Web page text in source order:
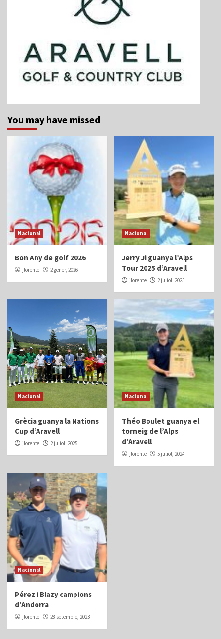
You may have missed
Nacional
Bon Any de golf 2026
jlorente 2 gener, 2026
Nacional
Jerry Ji guanya l’Alps
Tour 2025 d’Aravell
jlorente 2 juliol, 2025
Nacional
Grècia guanya la Nations
Cup d’Aravell
jlorente 2 juliol, 2025
Nacional
Théo Boulet guanya el
torneig de l’Alps
d’Aravell
jlorente 5 juliol, 2024
Nacional
Pérez i Blazy campions
d’Andorra
jlorente 28 setembre, 2023